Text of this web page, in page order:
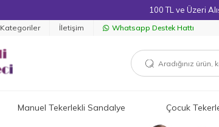
100 TL ve Üzeri
Kategoriler İletişim Whatsapp Destek Hattı
Manuel Tekerlekli Sandalye Çocuk